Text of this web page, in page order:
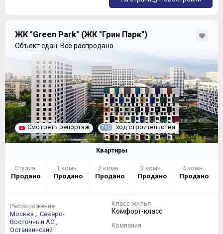
ЖК "Green Park" (ЖК "Грин Парк")
Объект сдан. Всё распродано.
Смотреть репортаж 240 ход строительства
Квартиры
Студия
Продано
1 комн.
Продано
2 комн.
Продано
3 комн.
Продано
4 комн.
Продано
Расположение
Москва , Северо-
Восточный АО ,
Останкинский
Класс жилья
Комфорт-класс
Компания